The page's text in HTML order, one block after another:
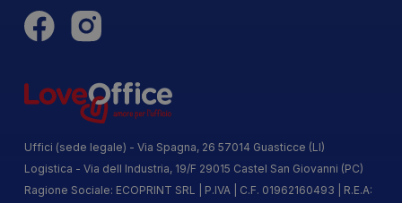
Uffici (sede legale) - Via Spagna, 26 57014 Guasticce (LI)
Logistica - Via dell Industria, 19/F 29015 Castel San Giovanni (PC)
Ragione Sociale: ECOPRINT SRL | P.IVA | C.F. 01962160493 | R.E.A: